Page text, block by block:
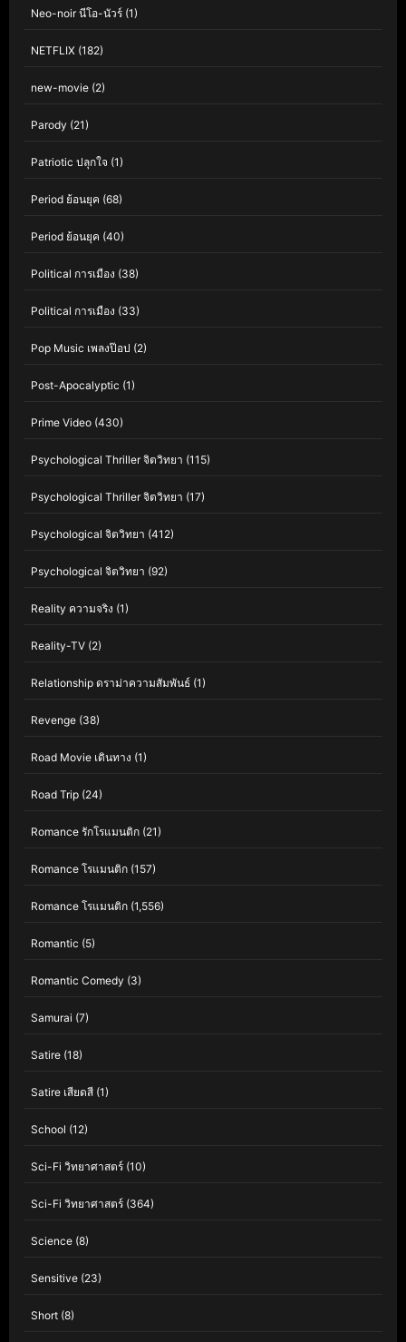
Neo-noir นีโอ-นัวร์ (1)
NETFLIX (182)
new-movie (2)
Parody (21)
Patriotic ปลุกใจ (1)
Period ย้อนยุค (68)
Period ย้อนยุค (40)
Political การเมือง (38)
Political การเมือง (33)
Pop Music เพลงป๊อป (2)
Post-Apocalyptic (1)
Prime Video (430)
Psychological Thriller จิตวิทยา (115)
Psychological Thriller จิตวิทยา (17)
Psychological จิตวิทยา (412)
Psychological จิตวิทยา (92)
Reality ความจริง (1)
Reality-TV (2)
Relationship ดราม่าความสัมพันธ์ (1)
Revenge (38)
Road Movie เดินทาง (1)
Road Trip (24)
Romance รักโรแมนติก (21)
Romance โรแมนติก (157)
Romance โรแมนติก (1,556)
Romantic (5)
Romantic Comedy (3)
Samurai (7)
Satire (18)
Satire เสียดสี (1)
School (12)
Sci-Fi วิทยาศาสตร์ (10)
Sci-Fi วิทยาศาสตร์ (364)
Science (8)
Sensitive (23)
Short (8)